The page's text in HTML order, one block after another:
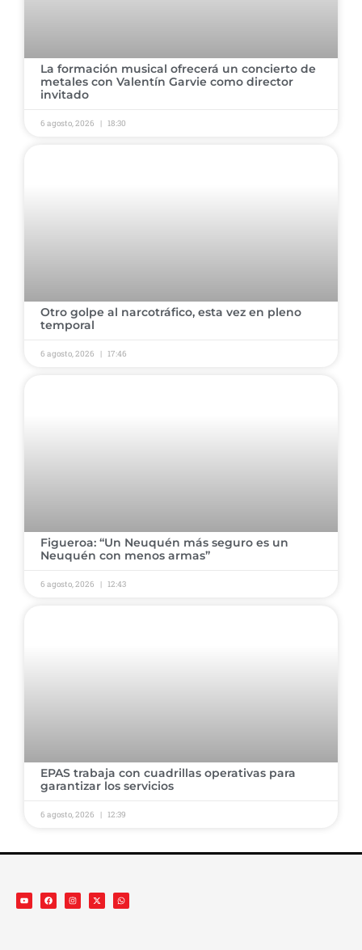
​La formación musical ofrecerá un concierto de
metales con Valentín Garvie como director
invitado ​
6 agosto, 2026 18:30
​Otro golpe al narcotráfico, esta vez en pleno
temporal ​
6 agosto, 2026 17:46
​Figueroa: “Un Neuquén más seguro es un
Neuquén con menos armas” ​
6 agosto, 2026 12:43
​EPAS trabaja con cuadrillas operativas para
garantizar los servicios ​
6 agosto, 2026 12:39